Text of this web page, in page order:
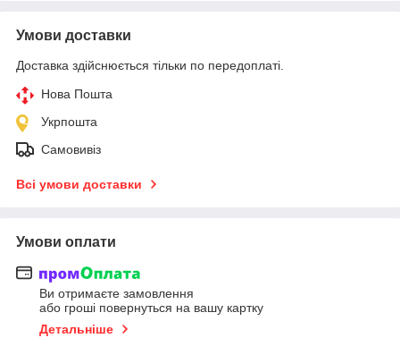
Умови доставки
Доставка здійснюється тільки по передоплаті.
Нова Пошта
Укрпошта
Самовивіз
Всі умови доставки
Умови оплати
Ви отримаєте замовлення
або гроші повернуться на вашу картку
Детальніше